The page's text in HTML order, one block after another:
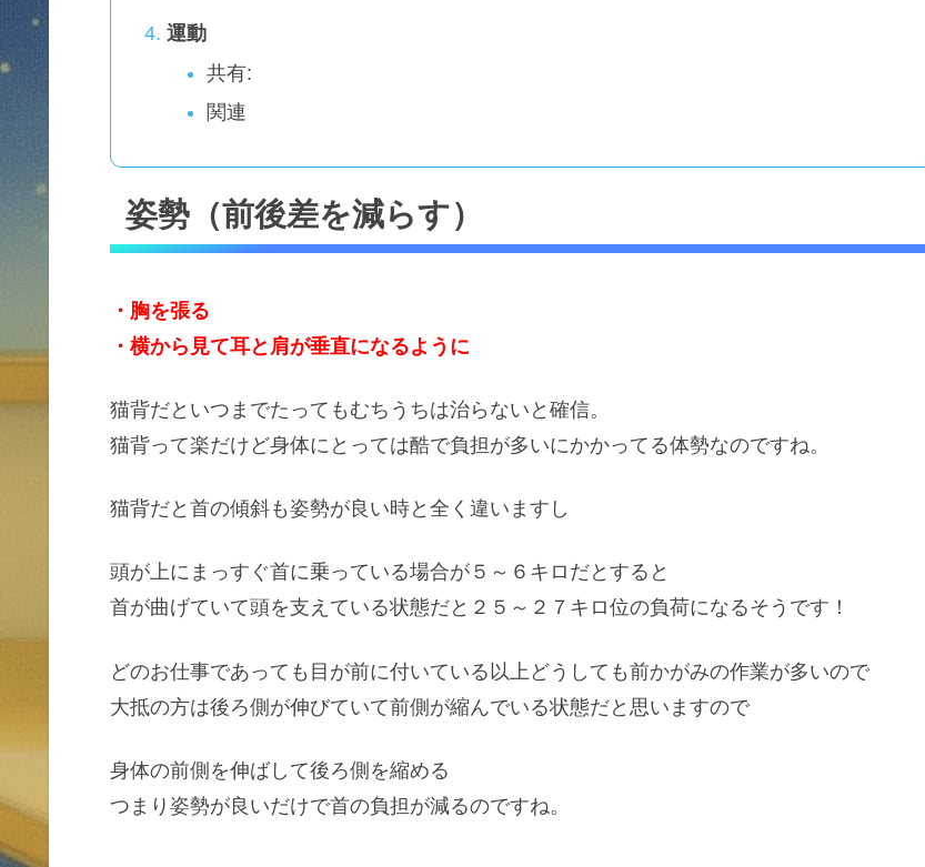
運動
共有:
関連
姿勢（前後差を減らす）
・胸を張る
・横から見て耳と肩が垂直になるように
猫背だといつまでたってもむちうちは治らないと確信。
猫背って楽だけど身体にとっては酷で負担が多いにかかってる体勢なのですね。
猫背だと首の傾斜も姿勢が良い時と全く違いますし
頭が上にまっすぐ首に乗っている場合が５～６キロだとすると
首が曲げていて頭を支えている状態だと２５～２７キロ位の負荷になるそうです！
どのお仕事であっても目が前に付いている以上どうしても前かがみの作業が多いので
大抵の方は後ろ側が伸びていて前側が縮んでいる状態だと思いますので
身体の前側を伸ばして後ろ側を縮める
つまり姿勢が良いだけで首の負担が減るのですね。